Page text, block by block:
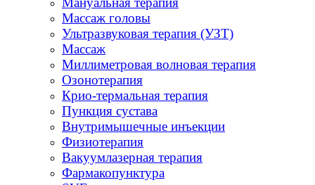
Массаж головы
Ультразвуковая терапия (УЗТ)
Массаж
Миллиметровая волновая терапия
Озонотерапия
Крио-термальная терапия
Пункция сустава
Внутримышечные инъекции
Физиотерапия
Вакуумлазерная терапия
Фармакопунктура